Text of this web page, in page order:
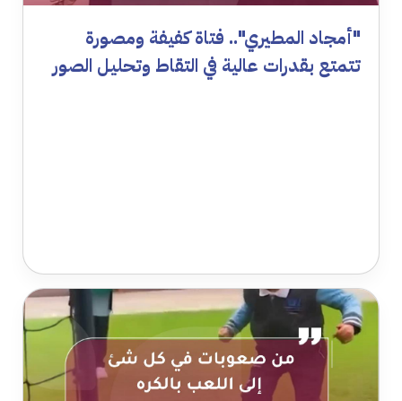
"أمجاد المطيري".. فتاة كفيفة ومصورة
تتمتع بقدرات عالية في التقاط وتحليل الصور